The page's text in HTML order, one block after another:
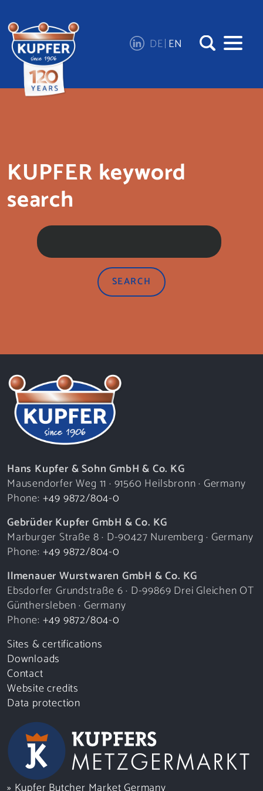
DE EN
KUPFER keyword
search
SEARCH
Hans Kupfer & Sohn GmbH & Co. KG
Mausendorfer Weg 11 · 91560 Heilsbronn · Germany
Phone: +49 9872/804-0
Gebrüder Kupfer GmbH & Co. KG
Marburger Straße 8 · D-90427 Nuremberg · Germany
Phone: +49 9872/804-0
Ilmenauer Wurstwaren GmbH & Co. KG
Ebsdorfer Grundstraße 6 · D-99869 Drei Gleichen OT
Günthersleben · Germany
Phone: +49 9872/804-0
Sites & certifications
Downloads
Contact
Website credits
Data protection